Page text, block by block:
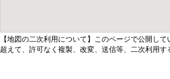
【地図の二次利用について】このページで公開し
超えて、許可なく複製、改変、送信等、二次利用